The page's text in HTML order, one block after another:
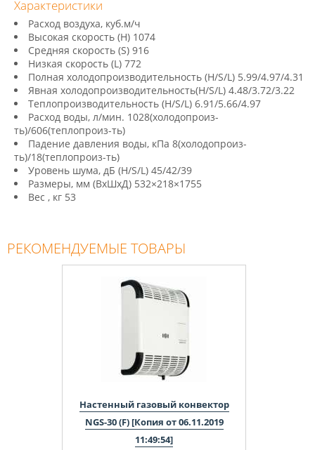
Характеристики
Расход воздуха, куб.м/ч
Высокая скорость (H) 1074
Средняя скорость (S) 916
Низкая скорость (L) 772
Полная холодопроизводительность (H/S/L) 5.99/4.97/4.31
Явная холодопроизводительность(H/S/L) 4.48/3.72/3.22
Теплопроизводительность (H/S/L) 6.91/5.66/4.97
Расход воды, л/мин. 1028(холодопроиз-
ть)/606(теплопроиз-ть)
Падение давления воды, кПа 8(холодопроиз-
ть)/18(теплопроиз-ть)
Уровень шума, дБ (H/S/L) 45/42/39
Размеры, мм (ВхШхД) 532×218×1755
Вес , кг 53
РЕКОМЕНДУЕМЫЕ ТОВАРЫ
Настенный газовый конвектор
NGS-30 (F) [Копия от 06.11.2019
11:49:54]